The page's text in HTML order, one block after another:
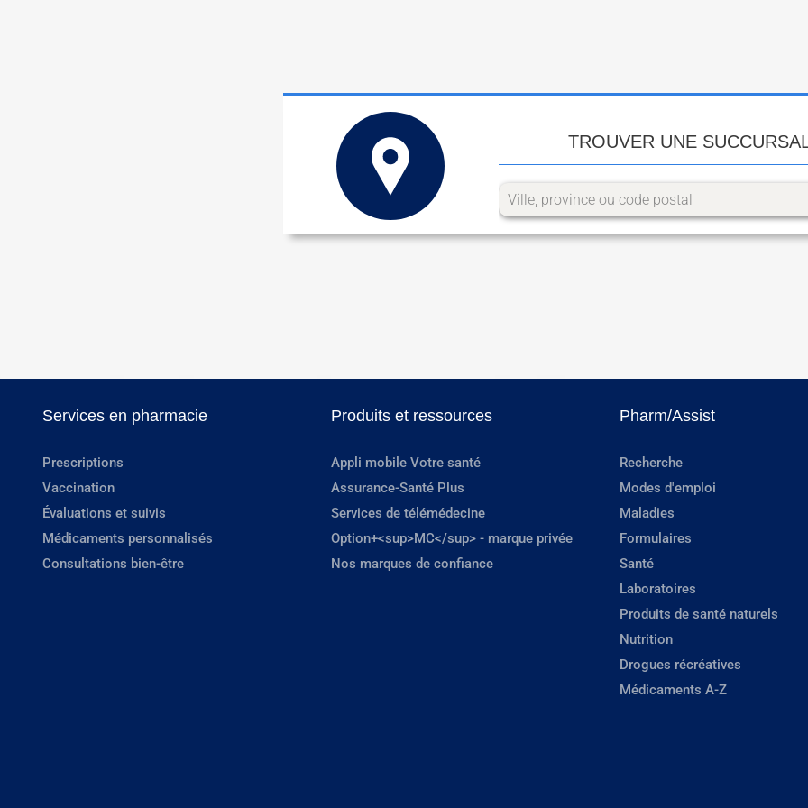
TROUVER UNE
Services en pharmacie
Prescriptions
Vaccination
Évaluations et suivis
Médicaments personnalisés
Consultations bien-être
Produits et ressources
Appli mobile Votre santé
Assurance-Santé Plus
Services de télémédecine
Option+<sup>MC</sup> - marque privée
Nos marques de confiance
Pharm/Assist
Recherche
Modes d'emploi
Maladies
Formulaires
Santé
Laboratoires
Produits de santé naturels
Nutrition
Drogues récréatives
Médicaments A-Z